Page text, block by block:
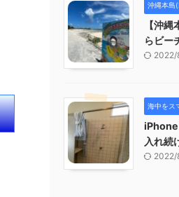
沖縄本島
【沖
らビー
2022/
海中をス
iPhone
入れ続
2022/